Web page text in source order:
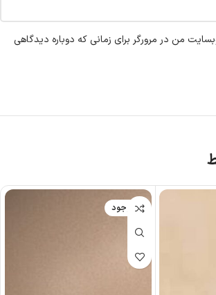
من در مرورگر برای زمانی که دوباره دیدگاهی
ناموجود